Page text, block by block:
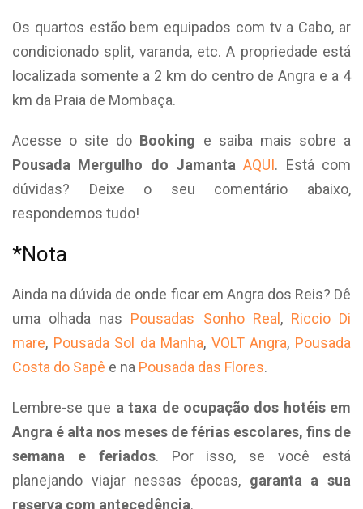
Os quartos estão bem equipados com tv a Cabo, ar
condicionado split, varanda, etc. A propriedade está
localizada somente a 2 km do centro de Angra e a 4
km da Praia de Mombaça.
Acesse o site do Booking e saiba mais sobre a
Pousada Mergulho do Jamanta AQUI. Está com
dúvidas? Deixe o seu comentário abaixo,
respondemos tudo!
*Nota
Ainda na dúvida de onde ficar em Angra dos Reis? Dê
uma olhada nas Pousadas Sonho Real , Riccio Di
mare, Pousada Sol da Manha, VOLT Angra, Pousada
Costa do Sapê e na Pousada das Flores.
Lembre-se que a taxa de ocupação dos hotéis em
Angra é alta nos meses de férias escolares, fins de
semana e feriados. Por isso, se você está
planejando viajar nessas épocas, garanta a sua
reserva com antecedência.